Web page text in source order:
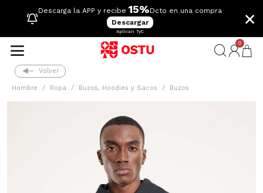
Descarga la APP y recibe 15%Dcto en una compra
Descargar
Aplican TyC
×
0
Volver
Hombre Ropa Buzos, Hoodies y Sacos Buzos